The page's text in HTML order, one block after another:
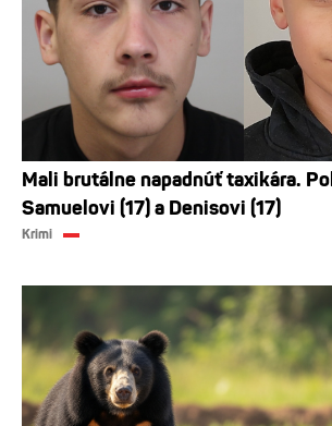
Mali brutálne napadnúť taxikára.
Samuelovi (17) a Denisovi (17)
Krimi